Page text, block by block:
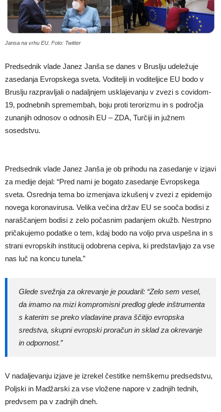
Jansa na vrhu EU. Foto: Twitter
Predsednik vlade Janez Janša se danes v Bruslju udeležuje
zasedanja Evropskega sveta. Voditelji in voditeljice EU bodo v
Bruslju razpravljali o nadaljnjem usklajevanju v zvezi s covidom-
19, podnebnih spremembah, boju proti terorizmu in s področja
zunanjih odnosov o odnosih EU – ZDA, Turčiji in južnem
sosedstvu.
Predsednik vlade Janez Janša je ob prihodu na zasedanje v izjavi
za medije dejal: “Pred nami je bogato zasedanje Evropskega
sveta. Osrednja tema bo izmenjava izkušenj v zvezi z epidemijo
novega koronavirusa. Velika večina držav EU se sooča bodisi z
naraščanjem bodisi z zelo počasnim padanjem okužb. Nestrpno
pričakujemo podatke o tem, kdaj bodo na voljo prva uspešna in s
strani evropskih institucij odobrena cepiva, ki predstavljajo za vse
nas luč na koncu tunela.”
Glede svežnja za okrevanje je poudaril: “Zelo sem vesel,
da imamo na mizi kompromisni predlog glede inštrumenta
s katerim se preko vladavine prava ščitijo evropska
sredstva, skupni evropski proračun in sklad za okrevanje
in odpornost.”
V nadaljevanju izjave je izrekel čestitke nemškemu predsedstvu,
Poljski in Madžarski za vse vložene napore v zadnjih tednih,
predvsem pa v zadnjih dneh.